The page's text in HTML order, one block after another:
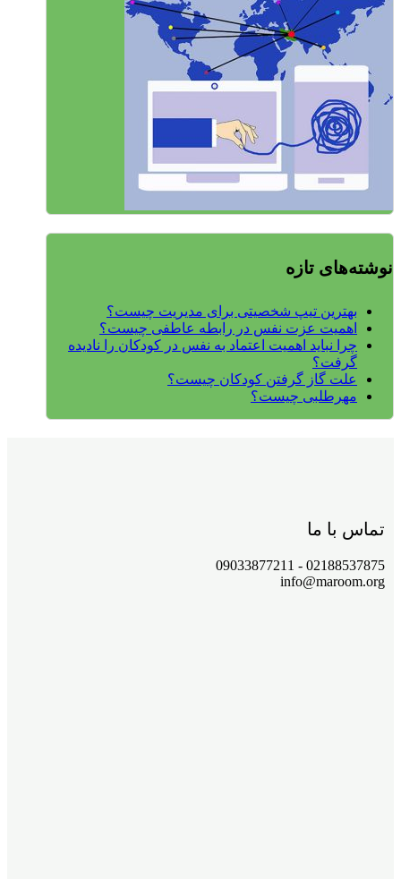
نوشته‌های تازه
بهترین تیپ شخصیتی برای مدیریت چیست؟
اهمیت عزت نفس در رابطه عاطفی چیست؟
چرا نباید اهمیت اعتماد به نفس در کودکان را نادیده
گرفت؟
علت گاز گرفتن کودکان چیست؟
مهرطلبی چیست؟
تماس با ما
02188537875 - 09033877211
info@maroom.org